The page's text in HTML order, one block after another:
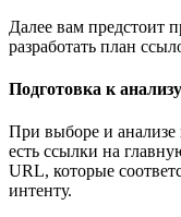
Далее вам предстоит
разработать план
Подготовка к
При выборе и анализе
есть ссылки на
URL, которые
интенту.